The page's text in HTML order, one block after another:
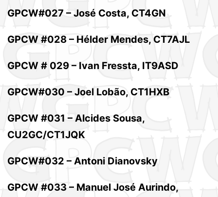
GPCW#027 – José Costa, CT4GN
GPCW #028 – Hélder Mendes, CT7AJL
GPCW # 029 – Ivan Fressta, IT9ASD
GPCW#030 – Joel Lobão, CT1HXB
GPCW #031 – Alcides Sousa,
CU2GC/CT1JQK
GPCW#032 – Antoni Dianovsky
GPCW #033 – Manuel José Aurindo,